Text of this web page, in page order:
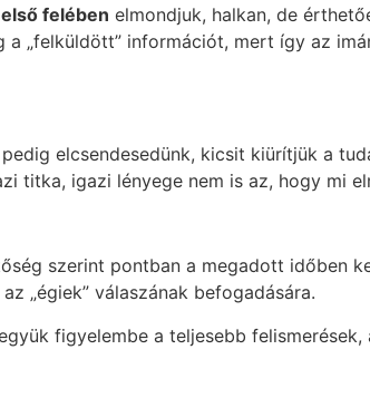
felében elmondjuk, halkan, de
a „felküldött” információt, mert így az
pedig elcsendesedünk, kicsit kiürítjük a
titka, igazi lényege nem is az, hogy mi
szerint pontban a megadott időben
„égiek” válaszának befogadására.
figyelembe a teljesebb felismerések,